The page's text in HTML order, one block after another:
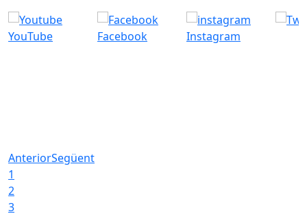
YouTube Facebook Instagram
AnteriorSegüent
1
2
3